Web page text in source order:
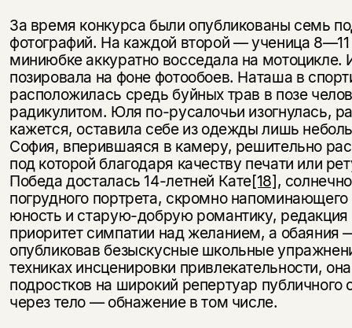
За время конкурса были опубликованы семь
фотографий. На каждой второй — ученица
миниюбке аккуратно восседала на мотоцикле.
позировала на фоне фотообоев. Наташа в
расположилась средь буйных трав в позе
радикулитом. Юля по-русалочьи изогнулась,
кажется, оставила себе из одежды лишь
София, вперившаяся в камеру, решительно
под которой благодаря качеству печати или
Победа досталась 14-летней Кате[18],
погрудного портрета, скромно
юность и старую-добрую романтику,
приоритет симпатии над желанием, а обаяния
опубликовав безыскусные школьные
техниках инсценировки привлекательности,
подростков на широкий репертуар
через тело — обнажение в том числе.